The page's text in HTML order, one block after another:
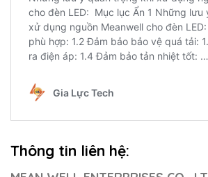
Thông tin liên hệ: